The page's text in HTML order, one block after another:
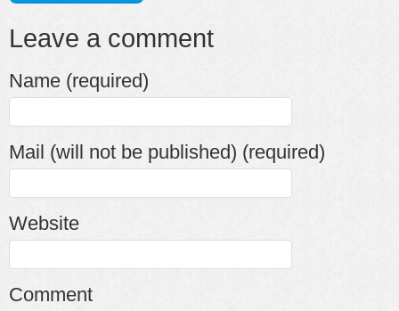
Leave a comment
Name (required)
Mail (will not be published) (required)
Website
Comment